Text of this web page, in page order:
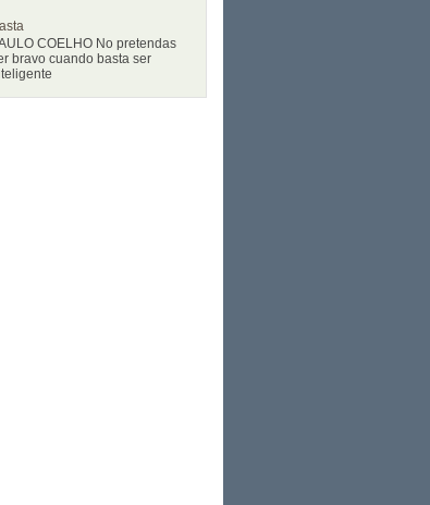
COELHO No pretendas
bravo cuando basta ser